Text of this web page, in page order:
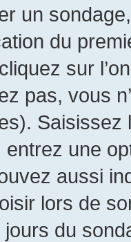
un
du
sur
pas, vous
une
aussi
lors de
du